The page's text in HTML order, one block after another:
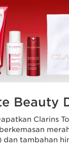
Beauty
Clarins
dan tambahan